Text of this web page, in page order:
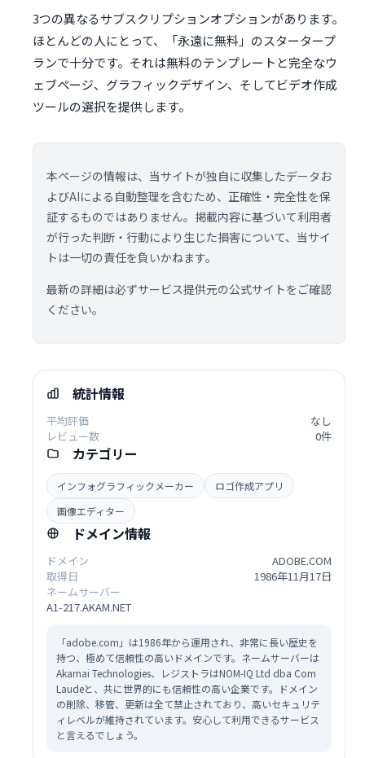
3つの異なるサブスクリプションオプションがあります。
ほとんどの人にとって、「永遠に無料」のスタータープ
ランで十分です。それは無料のテンプレートと完全なウ
ェブページ、グラフィックデザイン、そしてビデオ作成
ツールの選択を提供します。
本ページの情報は、当サイトが独自に収集したデータお
よびAIによる自動整理を含むため、正確性・完全性を保
証するものではありません。掲載内容に基づいて利用者
が行った判断・行動により生じた損害について、当サイ
トは一切の責任を負いかねます。
最新の詳細は必ずサービス提供元の公式サイトをご確認
ください。
統計情報
平均評価
なし
レビュー数
0件
カテゴリー
インフォグラフィックメーカー
ロゴ作成アプリ
画像エディター
ドメイン情報
ドメイン
ADOBE.COM
取得日
1986年11月17日
ネームサーバー
A1-217.AKAM.NET
「adobe.com」は1986年から運用され、非常に長い歴史を
持つ、極めて信頼性の高いドメインです。ネームサーバーは
Akamai Technologies、レジストラはNOM-IQ Ltd dba Com
Laudeと、共に世界的にも信頼性の高い企業です。ドメイン
の削除、移管、更新は全て禁止されており、高いセキュリテ
ィレベルが維持されています。安心して利用できるサービス
と言えるでしょう。